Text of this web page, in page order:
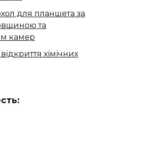
для планшета за
та
камер
хімічних